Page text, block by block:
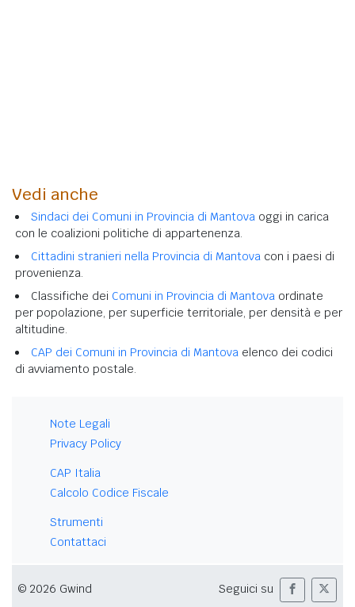
Vedi anche
Sindaci dei Comuni in Provincia di Mantova oggi in carica
con le coalizioni politiche di appartenenza.
Cittadini stranieri nella Provincia di Mantova con i paesi di
provenienza.
Classifiche dei Comuni in Provincia di Mantova ordinate
per popolazione, per superficie territoriale, per densità e per
altitudine.
CAP dei Comuni in Provincia di Mantova elenco dei codici
di avviamento postale.
Note Legali
Privacy Policy
CAP Italia
Calcolo Codice Fiscale
Strumenti
Contattaci
© 2026 Gwind Seguici su